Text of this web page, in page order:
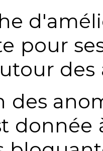
pour
des
des
donnée